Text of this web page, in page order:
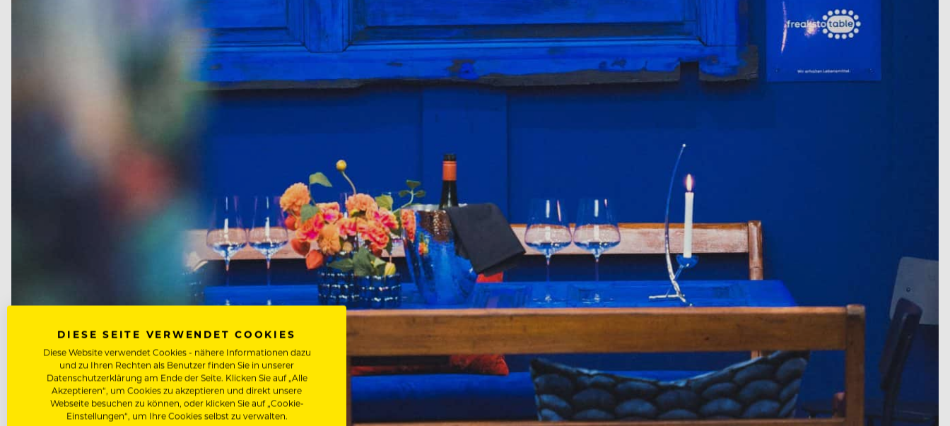
DIESE SEITE VERWENDET COOKIES
Diese Website verwendet Cookies - nähere Informationen dazu
und zu Ihren Rechten als Benutzer finden Sie in unserer
Datenschutzerklärung am Ende der Seite. Klicken Sie auf „Alle
Akzeptieren“, um Cookies zu akzeptieren und direkt unsere
Webseite besuchen zu können, oder klicken Sie auf „Cookie-
Einstellungen“, um Ihre Cookies selbst zu verwalten.